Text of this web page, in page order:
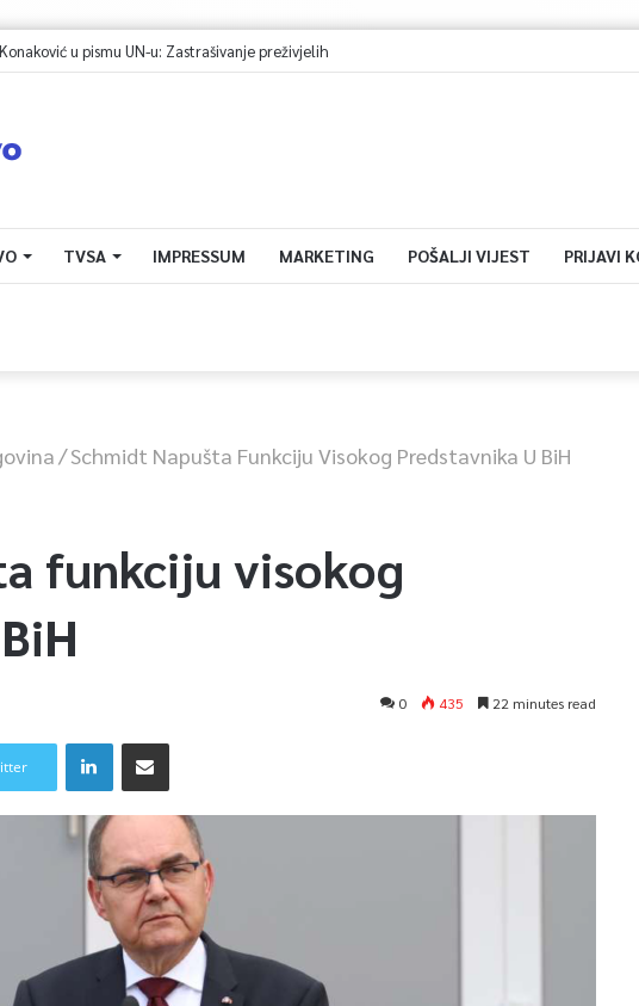
TVSA IMPRESSUM MARKETING POŠALJI VIJEST PRIJAVI
/Schmidt Napušta Funkciju Visokog Predstavnika U BiH
funkciju visokog
0 435 22 minutes read